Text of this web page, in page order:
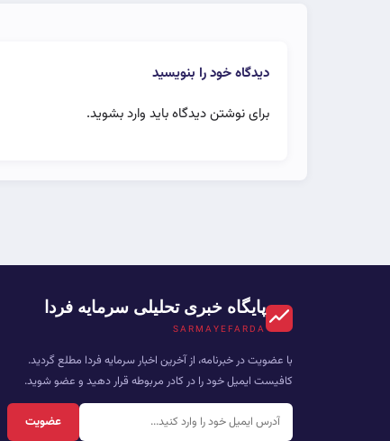
دیدگاه خود را بنویسید
برای نوشتن دیدگاه باید وارد بشوید.
پایگاه خبری تحلیلی سرمایه فردا
SARMAYEFARDA
با عضویت در خبرنامه، از آخرین اخبار سرمایه فردا مطلع گردید.
کافیست ایمیل خود را در کادر مربوطه قرار دهید و عضو شوید.
عضویت